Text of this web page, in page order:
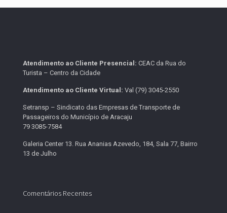
Atendimento ao Cliente Presencial: CEAC da Rua do
Turista – Centro da Cidade
Atendimento ao Cliente Virtual: Val (79) 3045-2550
Setransp – Sindicato das Empresas de Transporte de
Passageiros do Município de Aracaju
79 3085-7584
Galeria Center 13. Rua Ananias Azevedo, 184, Sala 77, Bairro
13 de Julho
Comentários Recentes